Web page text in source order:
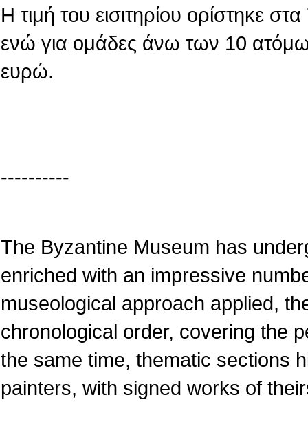
Η τιμή του εισιτηρίου ορίστηκε
ενώ για ομάδες άνω των 10
ευρώ.
----------
The Byzantine Museum has
enriched with an impressive
museological approach applied,
chronological order, covering the
the same time, thematic sections
painters, with signed works of